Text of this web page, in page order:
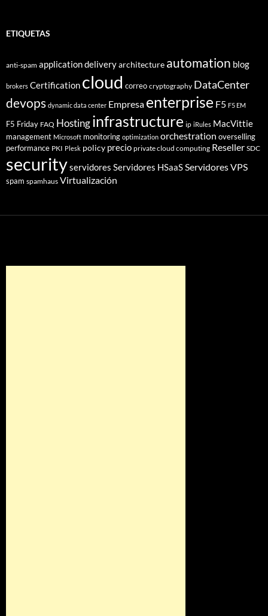
ETIQUETAS
anti-spam application deliveryarchitecture automation blog
brokers Certification cloud correo cryptography DataCenter
devops dynamic data center Empresa enterprise F5 F5 EM
F5 Friday FAQ Hostinginfrastructure ip iRules MacVittie
management Microsoft monitoring optimization orchestration overselling
performance PKI Plesk policy precio private cloud computing Reseller SDC
securityservidores Servidores HSaaSServidores VPS
spam spamhaus Virtualización